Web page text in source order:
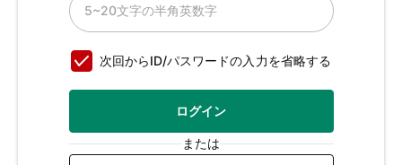
次回からID/パスワードの入力を省略する
ログイン
または